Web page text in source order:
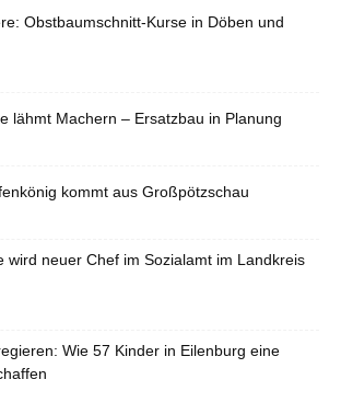
Obstbaumschnitt-Kurse in Döben und
lähmt Machern – Ersatzbau in Planung
kommt aus Großpötzschau
wird neuer Chef im Sozialamt im Landkreis
Wie 57 Kinder in Eilenburg eine